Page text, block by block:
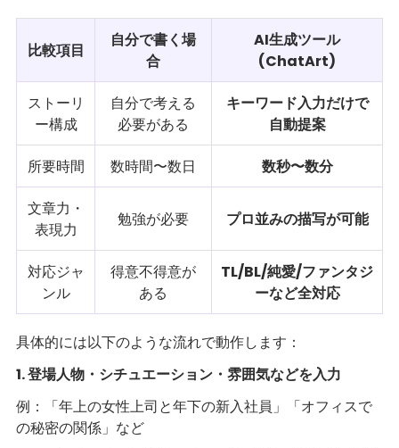
比較項目
自分で書く場
合
AI生成ツール
(ChatArt)
ストーリ
ー構成
自分で考える
必要がある
キーワード入力だけで
自動提案
所要時間 数時間〜数日 数秒〜数分
文章力・
表現力
勉強が必要 プロ並みの描写が可能
対応ジャ
ンル
得意不得意が
ある
TL/BL/純愛/ファンタジ
ーなど全対応
具体的には以下のような流れで動作します：
1. 登場人物・シチュエーション・雰囲気などを入力
例：「年上の女性上司と年下の新入社員」「オフィスで
の秘密の関係」など